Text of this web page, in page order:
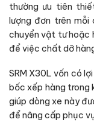
thường ưu tiên
lượng đơn trên mỗi
chuyển vật tư hoặc
để việc chất dỡ
SRM X30L vốn có
bốc xếp hàng trong
giúp dòng xe này
để nâng cấp phục